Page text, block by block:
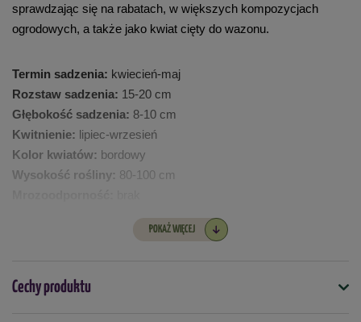
sprawdzając się na rabatach, w większych kompozycjach
ogrodowych, a także jako kwiat cięty do wazonu.
Termin sadzenia: kwiecień-maj
Rozstaw sadzenia: 15-20 cm
Głębokość sadzenia: 8-10 cm
Kwitnienie: lipiec-wrzesień
Kolor kwiatów: bordowy
Wysokość rośliny: 80-100 cm
W opakowaniu znajduje się 5 szt. cebulek.
POKAŻ WIĘCEJ
Cechy produktu